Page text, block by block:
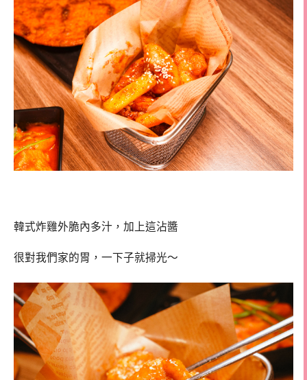
韓式炸雞外脆內多汁，加上這沾醬
很對我們家的胃，一下子就掃光～